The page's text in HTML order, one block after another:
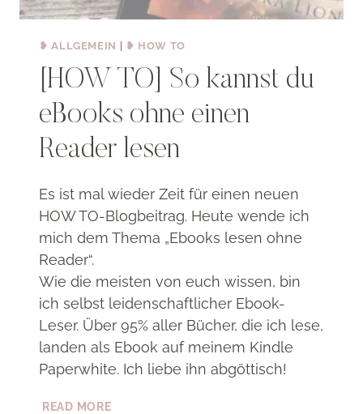
❥ ALLGEMEIN ❥ HOW TO
[HOW TO] So kannst du
eBooks ohne einen
Reader lesen
Es ist mal wieder Zeit für einen neuen
HOW TO-Blogbeitrag. Heute wende ich
mich dem Thema „Ebooks lesen ohne
Reader“.
Wie die meisten von euch wissen, bin
ich selbst leidenschaftlicher Ebook-
Leser. Über 95% aller Bücher, die ich lese,
landen als Ebook auf meinem Kindle
Paperwhite. Ich liebe ihn abgöttisch!
READ MORE[HOW